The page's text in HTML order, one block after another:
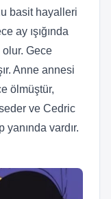
basit hayalleri
ay ışığında
olur. Gece
Anne annesi
ölmüştür,
ve Cedric
vardır.